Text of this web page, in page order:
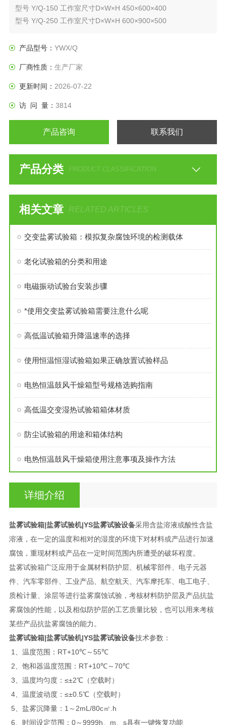
型号 Y/Q-150 工作室尺寸D×W×H 450×600×400
型号 Y/Q-250 工作室尺寸D×W×H 600×900×500
型号 Y/Q-010 工作室尺寸D×W×H 850×1300×600
产品型号： YWX/Q
厂商性质： 生产厂家
更新时间： 2026-07-22
访 问 量： 3814
产品咨询 联系我们
产品分类 PRODUCT CLASSIFICATION
相关文章 RELATED ARTICLES
交变盐雾试验箱：模拟复杂腐蚀环境的检测载体
老化试验箱的分类和用途
电磁振动试验台安装步骤
*使用交变盐雾试验箱需要注意什么呢
高低温试验箱升降温速率的选择
使用恒温恒湿试验箱如果正确放置试验样品
电热恒温鼓风干燥箱型号规格选购指南
高低温交变湿热试验箱箱体材质
防尘试验箱的用途和箱体结构
电热恒温鼓风干燥箱使用注意事项及操作方法
详细介绍
盐雾试验箱|盐雾试验机|YS盐雾试验设备采用含盐溶液或酸性含盐
溶液，在一定的温度和相对的湿度的环境下对材料或产品进行加速
腐蚀，重现材料或产品在一定时间范围内所遭受的破坏程度。
盐雾试验箱广泛应用于金属材料防护层、机械零部件、电子元器
件、汽车零部件、工业产品、航空航天、汽车摩托车、电工电子、
质检计量、涂层等进行盐雾腐蚀试验，考核材料防护层及产品抗盐
雾腐蚀的性能，以及相似防护层的工艺质量比较，也可以用来考核
某些产品抗盐雾腐蚀的能力。
盐雾试验箱|盐雾试验机|YS盐雾试验设备技术参数：
1、温度范围：RT+10℃～55℃
2、饱和器温度范围：RT+10℃～70℃
3、温度均匀度：≤±2℃（空载时）
4、温度波动度：≤±0.5℃（空载时）
5、盐雾沉降量：1～2mL/80c㎡.h
6、时间设定范围：0～9999h、m、s具有一键恢复功能